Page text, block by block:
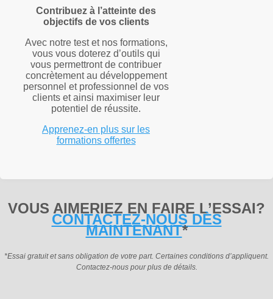
Contribuez à l’atteinte des
objectifs de vos clients
Avec notre test et nos formations,
vous vous doterez d’outils qui
vous permettront de contribuer
concrètement au développement
personnel et professionnel de vos
clients et ainsi maximiser leur
potentiel de réussite.
Apprenez-en plus sur les
formations offertes
VOUS AIMERIEZ EN FAIRE L’ESSAI?
CONTACTEZ-NOUS DÈS
MAINTENANT*
*Essai gratuit et sans obligation de votre part. Certaines conditions d’appliquent.
Contactez-nous pour plus de détails.